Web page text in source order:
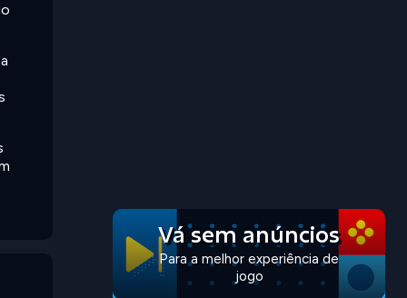
Vá sem anúncios
Para a melhor experiência de
jogo